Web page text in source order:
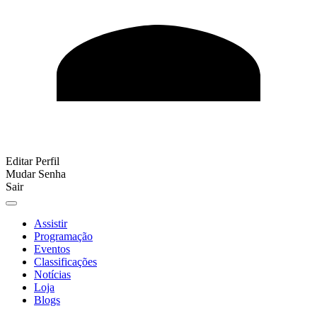
Editar Perfil
Mudar Senha
Sair
Assistir
Programação
Eventos
Classificações
Notícias
Loja
Blogs